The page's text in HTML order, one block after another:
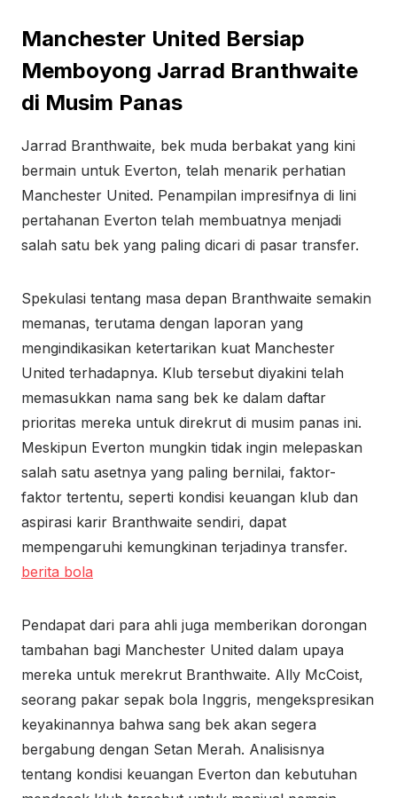
Manchester United Bersiap
Memboyong Jarrad Branthwaite
di Musim Panas
Jarrad Branthwaite, bek muda berbakat yang kini
bermain untuk Everton, telah menarik perhatian
Manchester United. Penampilan impresifnya di lini
pertahanan Everton telah membuatnya menjadi
salah satu bek yang paling dicari di pasar transfer.
Spekulasi tentang masa depan Branthwaite semakin
memanas, terutama dengan laporan yang
mengindikasikan ketertarikan kuat Manchester
United terhadapnya. Klub tersebut diyakini telah
memasukkan nama sang bek ke dalam daftar
prioritas mereka untuk direkrut di musim panas ini.
Meskipun Everton mungkin tidak ingin melepaskan
salah satu asetnya yang paling bernilai, faktor-
faktor tertentu, seperti kondisi keuangan klub dan
aspirasi karir Branthwaite sendiri, dapat
mempengaruhi kemungkinan terjadinya transfer.
berita bola
Pendapat dari para ahli juga memberikan dorongan
tambahan bagi Manchester United dalam upaya
mereka untuk merekrut Branthwaite. Ally McCoist,
seorang pakar sepak bola Inggris, mengekspresikan
keyakinannya bahwa sang bek akan segera
bergabung dengan Setan Merah. Analisisnya
tentang kondisi keuangan Everton dan kebutuhan